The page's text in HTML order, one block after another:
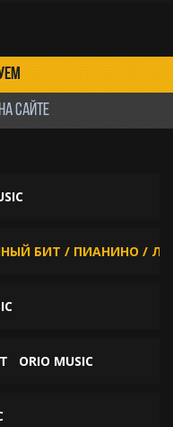
САЙТЕ
БИТ / ПИАНИНО /
ORIO MUSIC